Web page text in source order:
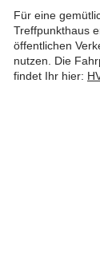
Für eine
Treffpunkthaus
öffentlichen
nutzen. Die
findet Ihr hier: